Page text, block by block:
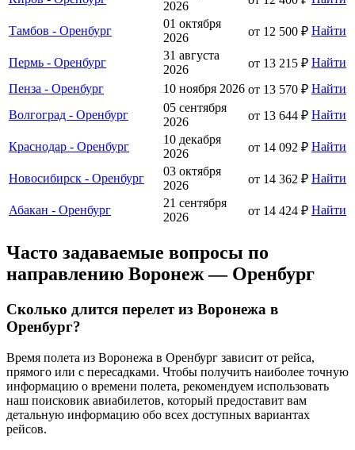
2026
Тамбов - Оренбург
01 октября
2026
от 12 500 ₽ Найти
Пермь - Оренбург
31 августа
2026
от 13 215 ₽ Найти
Пенза - Оренбург
10 ноября 2026 от 13 570 ₽ Найти
Волгоград - Оренбург
05 сентября
2026
от 13 644 ₽ Найти
Краснодар - Оренбург
10 декабря
2026
от 14 092 ₽ Найти
Новосибирск - Оренбург
03 октября
2026
от 14 362 ₽ Найти
Абакан - Оренбург
21 сентября
2026
от 14 424 ₽ Найти
Часто задаваемые вопросы по
направлению Воронеж — Оренбург
Сколько длится перелет из Воронежа в
Оренбург?
Время полета из Воронежа в Оренбург зависит от рейса,
прямого или с пересадками. Чтобы получить наиболее точную
информацию о времени полета, рекомендуем использовать
наш поисковик авиабилетов, который предоставит вам
детальную информацию обо всех доступных вариантах
рейсов.